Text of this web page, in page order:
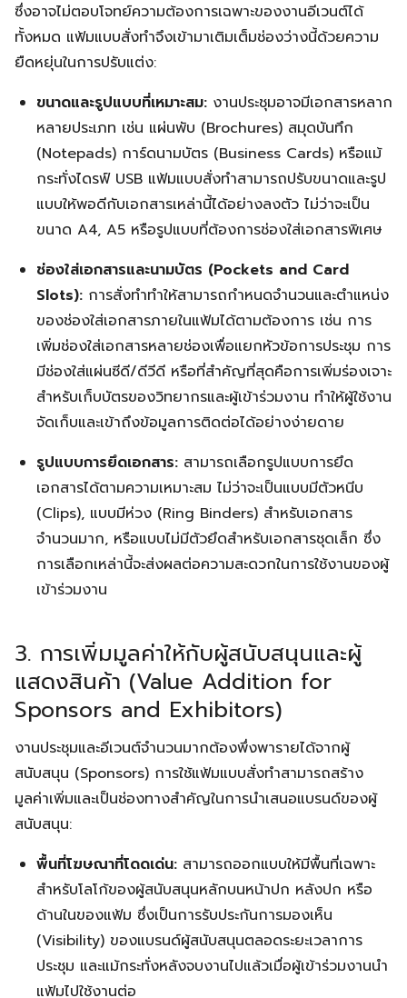
ซึ่งอาจไม่ตอบโจทย์ความต้องการเฉพาะของงานอีเวนต์ได้
ทั้งหมด แฟ้มแบบสั่งทำจึงเข้ามาเติมเต็มช่องว่างนี้ด้วยความ
ยืดหยุ่นในการปรับแต่ง:
ขนาดและรูปแบบที่เหมาะสม: งานประชุมอาจมีเอกสารหลาก
หลายประเภท เช่น แผ่นพับ (Brochures) สมุดบันทึก
(Notepads) การ์ดนามบัตร (Business Cards) หรือแม้
กระทั่งไดรฟ์ USB แฟ้มแบบสั่งทำสามารถปรับขนาดและรูป
แบบให้พอดีกับเอกสารเหล่านี้ได้อย่างลงตัว ไม่ว่าจะเป็น
ขนาด A4, A5 หรือรูปแบบที่ต้องการช่องใส่เอกสารพิเศษ
ช่องใส่เอกสารและนามบัตร (Pockets and Card
Slots): การสั่งทำทำให้สามารถกำหนดจำนวนและตำแหน่ง
ของช่องใส่เอกสารภายในแฟ้มได้ตามต้องการ เช่น การ
เพิ่มช่องใส่เอกสารหลายช่องเพื่อแยกหัวข้อการประชุม การ
มีช่องใส่แผ่นซีดี/ดีวีดี หรือที่สำคัญที่สุดคือการเพิ่มร่องเจาะ
สำหรับเก็บบัตรของวิทยากรและผู้เข้าร่วมงาน ทำให้ผู้ใช้งาน
จัดเก็บและเข้าถึงข้อมูลการติดต่อได้อย่างง่ายดาย
รูปแบบการยึดเอกสาร: สามารถเลือกรูปแบบการยึด
เอกสารได้ตามความเหมาะสม ไม่ว่าจะเป็นแบบมีตัวหนีบ
(Clips), แบบมีห่วง (Ring Binders) สำหรับเอกสาร
จำนวนมาก, หรือแบบไม่มีตัวยึดสำหรับเอกสารชุดเล็ก ซึ่ง
การเลือกเหล่านี้จะส่งผลต่อความสะดวกในการใช้งานของผู้
เข้าร่วมงาน
3. การเพิ่มมูลค่าให้กับผู้สนับสนุนและผู้
แสดงสินค้า (Value Addition for
Sponsors and Exhibitors)
งานประชุมและอีเวนต์จำนวนมากต้องพึ่งพารายได้จากผู้
สนับสนุน (Sponsors) การใช้แฟ้มแบบสั่งทำสามารถสร้าง
มูลค่าเพิ่มและเป็นช่องทางสำคัญในการนำเสนอแบรนด์ของผู้
สนับสนุน:
พื้นที่โฆษณาที่โดดเด่น: สามารถออกแบบให้มีพื้นที่เฉพาะ
สำหรับโลโก้ของผู้สนับสนุนหลักบนหน้าปก หลังปก หรือ
ด้านในของแฟ้ม ซึ่งเป็นการรับประกันการมองเห็น
(Visibility) ของแบรนด์ผู้สนับสนุนตลอดระยะเวลาการ
ประชุม และแม้กระทั่งหลังจบงานไปแล้วเมื่อผู้เข้าร่วมงานนำ
แฟ้มไปใช้งานต่อ